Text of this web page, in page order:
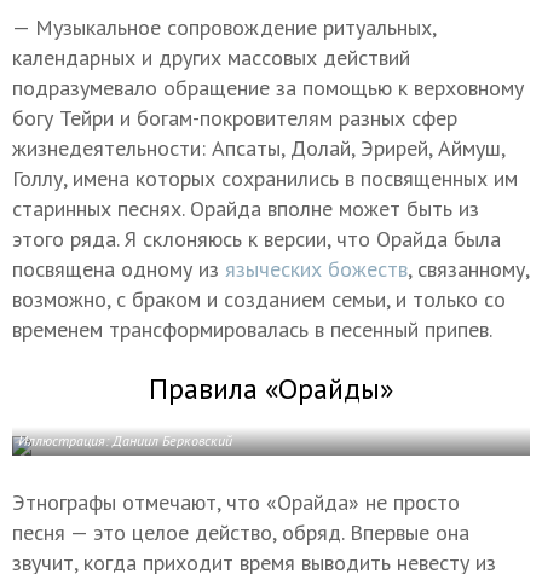
— Музыкальное сопровождение ритуальных,
календарных и других массовых действий
подразумевало обращение за помощью к верховному
богу Тейри и богам-покровителям разных сфер
жизнедеятельности: Апсаты, Долай, Эрирей, Аймуш,
Голлу, имена которых сохранились в посвященных им
старинных песнях. Орайда вполне может быть из
этого ряда. Я склоняюсь к версии, что Орайда была
посвящена одному из языческих божеств, связанному,
возможно, с браком и созданием семьи, и только со
временем трансформировалась в песенный припев.
Правила «Орайды»
Иллюстрация: Даниил Берковский
Этнографы отмечают, что «Орайда» не просто
песня — это целое действо, обряд. Впервые она
звучит, когда приходит время выводить невесту из